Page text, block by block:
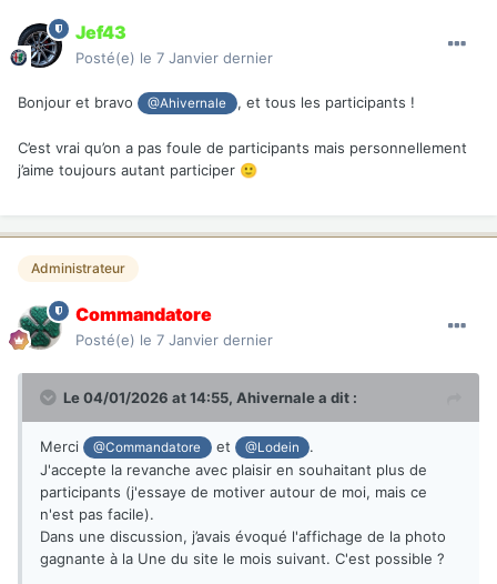
Jef43
Posté(e) le 7 Janvier dernier
Bonjour et bravo @Ahivernale , et tous les participants !
C’est vrai qu’on a pas foule de participants mais personnellement
j’aime toujours autant participer 🙂
Administrateur
Commandatore
Posté(e) le 7 Janvier dernier
Le 04/01/2026 at 14:55, Ahivernalea dit :
Merci @Commandatore et @Lodein
.
J'accepte la revanche avec plaisir en souhaitant plus de
participants (j'essaye de motiver autour de moi, mais ce
n'est pas facile).
Dans une discussion, j’avais évoqué l'affichage de la photo
gagnante à la Une du site le mois suivant. C'est possible ?